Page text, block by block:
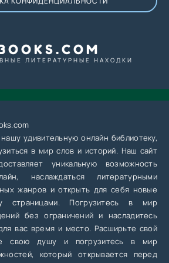
ЛИТЕРАТУРНЫЕ НАХОДКИ
удивительную онлайн библиотеку,
в мир слов и историй. Наш сайт
уникальную возможность
наслаждаться литературными
жанров и открыть для себя новые
страницами. Погрузитесь в мир
без ограничений и насладитесь
вас время и место. Расширьте свой
свою душу и погрузитесь в мир
который открывается перед